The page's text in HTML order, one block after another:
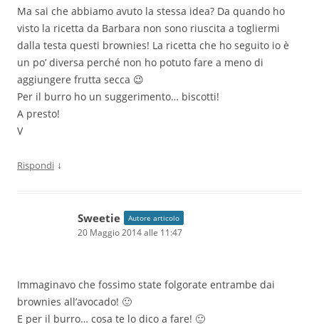
Ma sai che abbiamo avuto la stessa idea? Da quando ho
visto la ricetta da Barbara non sono riuscita a togliermi
dalla testa questi brownies! La ricetta che ho seguito io è
un po’ diversa perché non ho potuto fare a meno di
aggiungere frutta secca 😉
Per il burro ho un suggerimento… biscotti!
A presto!
V
Rispondi ↓
Sweetie Autore articolo
20 Maggio 2014 alle 11:47
Immaginavo che fossimo state folgorate entrambe dai
brownies all’avocado! 🙂
E per il burro… cosa te lo dico a fare! 🙂